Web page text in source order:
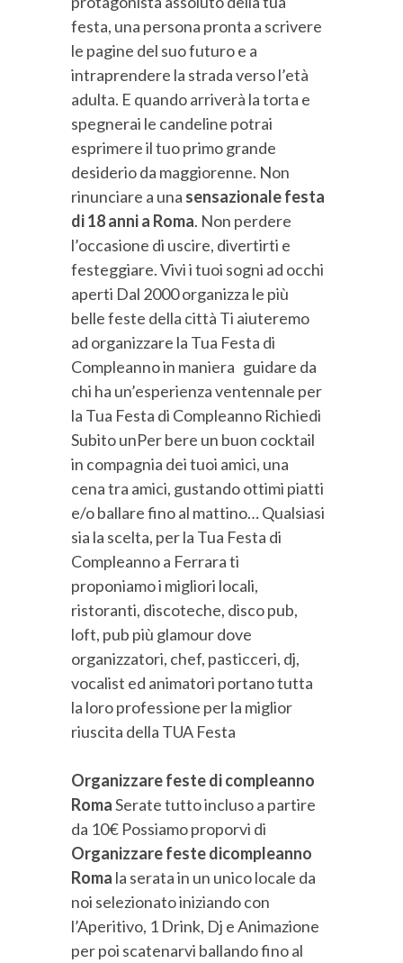
festa, una persona pronta a scrivere
le pagine del suo futuro e a
intraprendere la strada verso l’età
adulta. E quando arriverà la torta e
spegnerai le candeline potrai
esprimere il tuo primo grande
desiderio da maggiorenne. Non
rinunciare a una sensazionale festa
di 18 anni a Roma. Non perdere
l’occasione di uscire, divertirti e
festeggiare. Vivi i tuoi sogni ad occhi
aperti Dal 2000 organizza le più
belle feste della città Ti aiuteremo
ad organizzare la Tua Festa di
Compleanno in maniera guidare da
chi ha un’esperienza ventennale per
la Tua Festa di Compleanno Richiedi
Subito unPer bere un buon cocktail
in compagnia dei tuoi amici, una
cena tra amici, gustando ottimi piatti
e/o ballare fino al mattino… Qualsiasi
sia la scelta, per la Tua Festa di
Compleanno a Ferrara ti
proponiamo i migliori locali,
ristoranti, discoteche, disco pub,
loft, pub più glamour dove
organizzatori, chef, pasticceri, dj,
vocalist ed animatori portano tutta
la loro professione per la miglior
riuscita della TUA Festa
Organizzare feste di compleanno
RomaSerate tutto incluso a partire
da 10€ Possiamo proporvi di
Organizzare feste dicompleanno
Roma la serata in un unico locale da
noi selezionato iniziando con
l’Aperitivo, 1 Drink, Dj e Animazione
per poi scatenarvi ballando fino al